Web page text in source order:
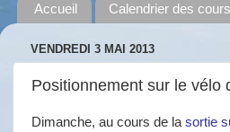
Accueil Calendrier des
VENDREDI 3 MAI 2013
Positionnement sur le vélo
Dimanche, au cours de la sortie